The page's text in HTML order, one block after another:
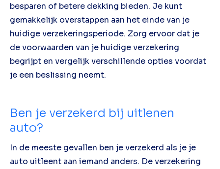
besparen of betere dekking bieden. Je kunt
gemakkelijk overstappen aan het einde van je
huidige verzekeringsperiode. Zorg ervoor dat je
de voorwaarden van je huidige verzekering
begrijpt en vergelijk verschillende opties voordat
je een beslissing neemt.
Ben je verzekerd bij uitlenen
auto?
In de meeste gevallen ben je verzekerd als je je
auto uitleent aan iemand anders. De verzekering